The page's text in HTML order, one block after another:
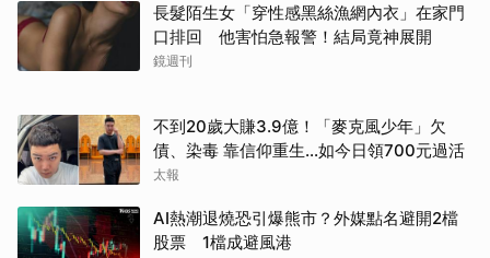
長髮陌生女「穿性感黑絲漁網內衣」在家門
口排回 他害怕急報警！結局竟神展開
鏡週刊
不到20歲大賺3.9億！「麥克風少年」欠
債、染毒 靠信仰重生...如今日領700元過活
太報
AI熱潮退燒恐引爆熊市？外媒點名避開2檔
股票 1檔成避風港